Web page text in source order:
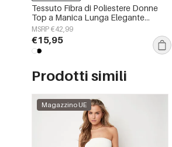
Tessuto Fibra di Poliestere Donne
Top a Manica Lunga Elegante
Botanico
MSRP €42,99
€15,95
Prodotti simili
Magazzino UE